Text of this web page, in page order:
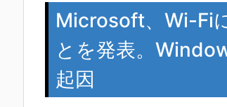
Microsoft、Wi-Fi
とを発表。
起因